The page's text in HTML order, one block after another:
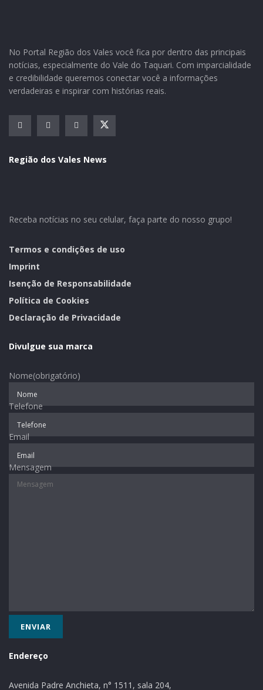
biblioteca pública Padre Alberto Träsel, os serviços
oferecidos no local, como retirada e devolução de livros
e Junta Militar, estão momentaneamente
interrompidos.
A obra foi iniciada na semana passada e deve ser
concluída nas próximas semanas, quando os serviços
serão normalizados. O objetivo é melhorar o
atendimento oferecido à população.
Foto Rafael Simonis
No Portal Região dos Vales você fica por dentro das principais
notícias, especialmente do Vale do Taquari. Com imparcialidade
e credibilidade queremos conectar você a informações
verdadeiras e inspirar com histórias reais.
Região dos Vales News
Receba notícias no seu celular, faça parte do nosso grupo!
Termos e condições de uso
Imprint
Isenção de Responsabilidade
Política de Cookies
Declaração de Privacidade
Divulgue sua marca
Nome(obrigatório)
Telefone
Email
Mensagem
Endereço
Avenida Padre Anchieta, n° 1511, sala 204,